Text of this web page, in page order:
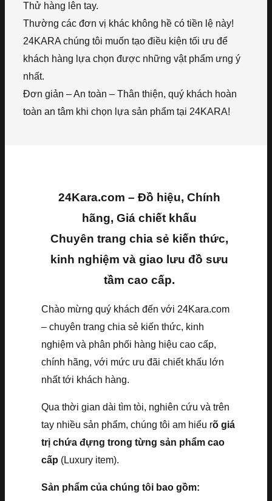
Thử hàng lên tay.
Thường các đơn vị khác không hề có tiền lệ này!
24KARA chúng tôi muốn tạo điều kiện tối ưu để
khách hàng lựa chọn được những vật phẩm ưng ý
nhất.
Đơn giản – An toàn – Thân thiện, quý khách hoàn
toàn an tâm khi chọn lựa sản phẩm tại 24KARA!
24Kara.com – Đồ hiệu, Chính
hãng, Giá chiết khấu
Chuyên trang chia sẻ kiến thức,
kinh nghiệm và giao lưu đồ sưu
tầm cao cấp.
Chào mừng quý khách đến với 24Kara.com
– chuyên trang chia sẻ kiến thức, kinh
nghiệm và phân phối hàng hiệu cao cấp,
chính hãng, với mức ưu đãi chiết khấu lớn
nhất tới khách hàng.
Qua thời gian dài tìm tòi, nghiên cứu và trên
tay nhiều sản phẩm, chúng tôi am hiểu rõ giá
trị chứa đựng trong từng sản phẩm cao
cấp (Luxury item).
Sản phẩm của chúng tôi bao gồm: